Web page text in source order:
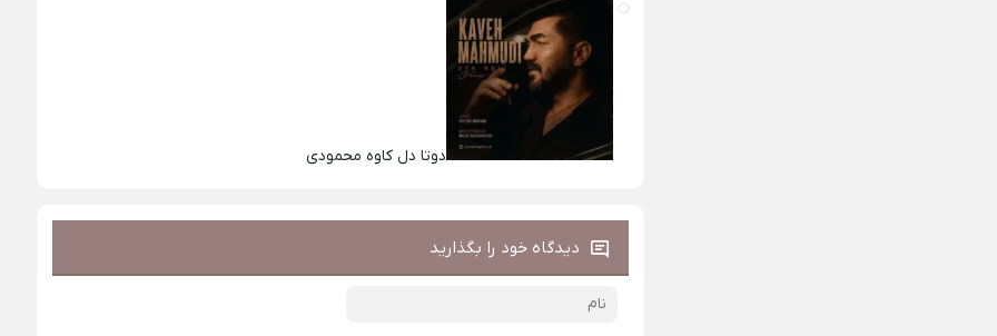
دوتا دل کاوه محمودی
دیدگاه خود را بگذارید